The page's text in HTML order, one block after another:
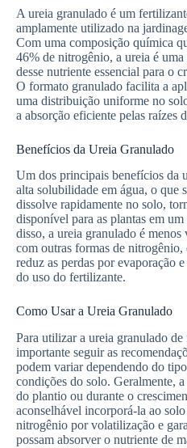
A ureia granulado é um
amplamente utilizado na
Com uma composição química
46% de nitrogênio, a ureia é
desse nutriente essencial para o
O formato granulado facilita a
uma distribuição uniforme no
a absorção eficiente pelas raízes
Benefícios da Ureia Granulado
Um dos principais benefícios da
alta solubilidade em água, o que
dissolve rapidamente no solo,
disponível para as plantas em
disso, a ureia granulado é
com outras formas de
reduz as perdas por evaporação
do uso do fertilizante.
Como Usar a Ureia Granulado
Para utilizar a ureia granulado
importante seguir as
podem variar dependendo do
condições do solo. Geralmente,
do plantio ou durante o
aconselhável incorporá-la ao
nitrogênio por volatilização e
possam absorver o nutriente de